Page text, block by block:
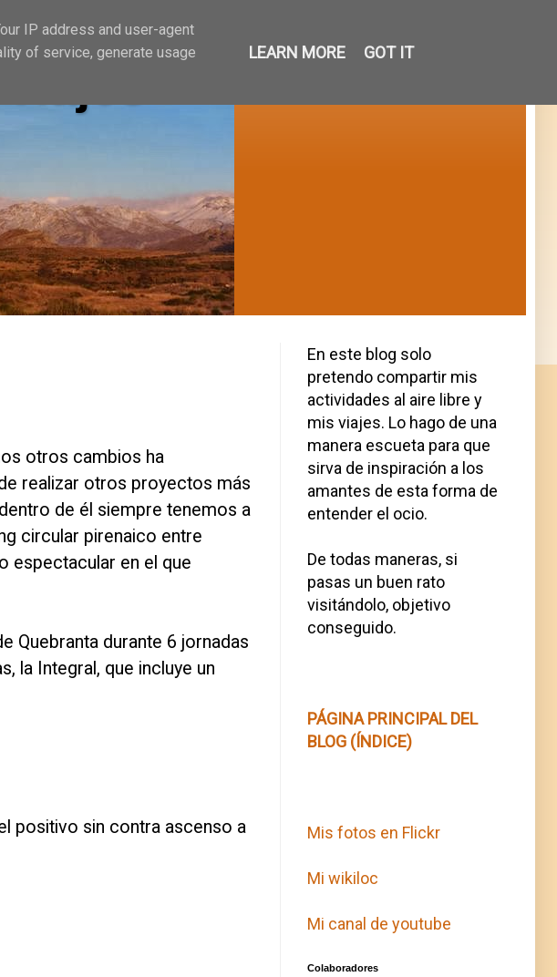
otros cambios ha
realizar otros proyectos más
de él siempre tenemos a
circular pirenaico entre
espectacular en el que
Quebranta durante 6 jornadas
la Integral, que incluye un
positivo sin contra ascenso a
En este blog solo
pretendo compartir mis
actividades al aire libre y
mis viajes. Lo hago de una
manera escueta para que
sirva de inspiración a los
amantes de esta forma de
entender el ocio.
De todas maneras, si
pasas un buen rato
visitándolo, objetivo
conseguido.
PÁGINA PRINCIPAL DEL
BLOG (ÍNDICE)
Mis fotos en Flickr
Mi wikiloc
Mi canal de youtube
Colaboradores
IP address and user-agent
of service, generate usage
LEARN MORE GOT IT